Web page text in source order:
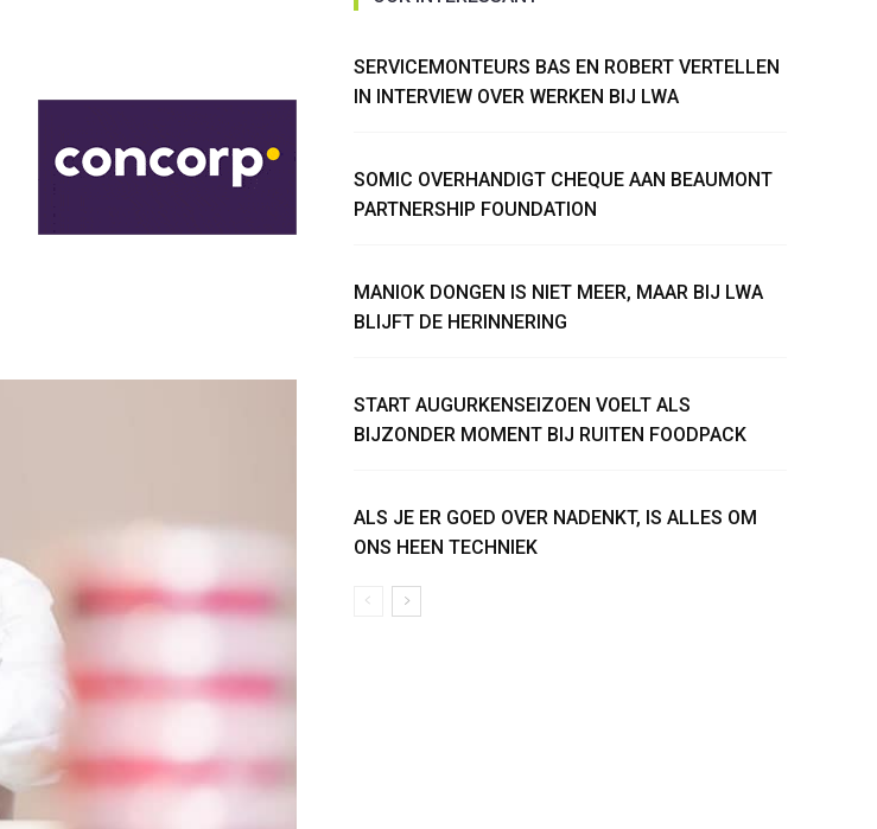
SERVICEMONTEURS BAS EN ROBERT VERTELLEN
IN INTERVIEW OVER WERKEN BIJ LWA
SOMIC OVERHANDIGT CHEQUE AAN BEAUMONT
PARTNERSHIP FOUNDATION
MANIOK DONGEN IS NIET MEER, MAAR BIJ LWA
BLIJFT DE HERINNERING
START AUGURKENSEIZOEN VOELT ALS
BIJZONDER MOMENT BIJ RUITEN FOODPACK
ALS JE ER GOED OVER NADENKT, IS ALLES OM
ONS HEEN TECHNIEK